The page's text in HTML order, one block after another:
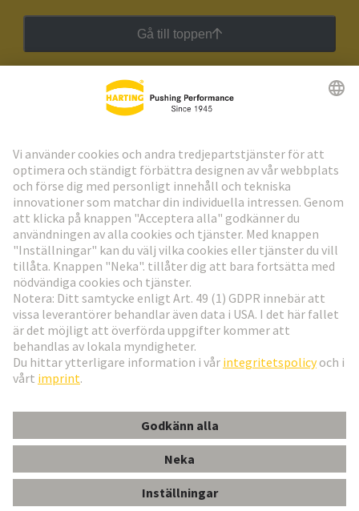
Gå till toppen
HARTING:s nyhetsbrev
Gå till registrering
Social Media
Sverige
© Teknologi-koncernen HARTING
ImprintIntegritetspolicy
Kundinformation